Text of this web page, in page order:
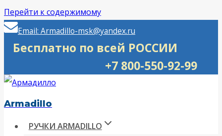
Перейти к содержимому
Email: Armadillo-msk@yandex.ru
Бесплатно по всей РОССИИ
+7 800-550-92-99
Armadillo
РУЧКИ ARMADILLO